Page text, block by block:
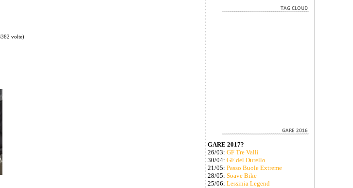
volte)
GARE 2017?
26/03: GF Tre Valli
30/04: GF del Durello
21/05: Passo Buole Extreme
28/05: Soave Bike
25/06: Lessinia Legend